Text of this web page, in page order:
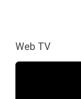
Web TV